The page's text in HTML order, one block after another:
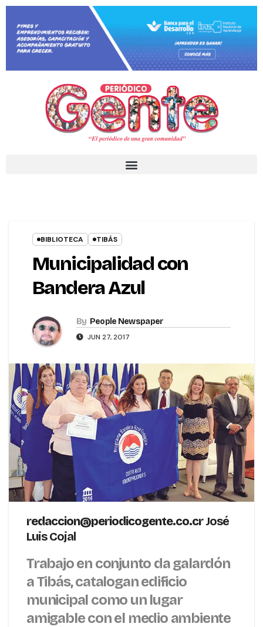
BIBLIOTECA TIBÁS
Municipalidad con
Bandera Azul
By People Newspaper
JUN 27, 2017
redaccion@periodicogente.co.crJosé
Luis Cojal
Trabajo en conjunto da galardón
a Tibás, catalogan edificio
municipal como un lugar
amigable con el medio ambiente